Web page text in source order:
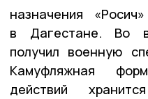
назначения
в Дагестане. Во
получил военную
Камуфляжная
действий